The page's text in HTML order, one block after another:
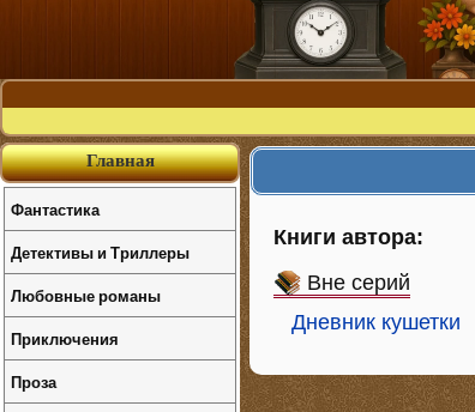
Книги автора:
Вне серий
Дневник кушетки
Главная
Фантастика
Детективы и Триллеры
Любовные романы
Приключения
Проза